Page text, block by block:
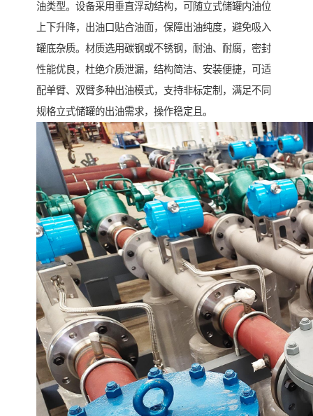
油类型。设备采用垂直浮动结构，可随立式储罐内油位
上下升降，出油口贴合油面，保障出油纯度，避免吸入
罐底杂质。材质选用碳钢或不锈钢，耐油、耐腐，密封
性能优良，杜绝介质泄漏，结构简洁、安装便捷，可适
配单臂、双臂多种出油模式，支持非标定制，满足不同
规格立式储罐的出油需求，操作稳定且。